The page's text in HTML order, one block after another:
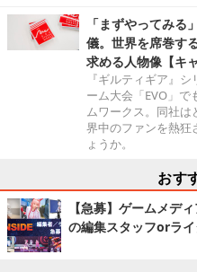
「まずやってみる
儀。世界を席巻す
求める人物像【キ
『ギルティギア』
ーム大会「EVO」
ムワークス。同社
界中のファンを熱狂
ょうか。
おす
【急募】ゲームメデ
の編集スタッフorラ